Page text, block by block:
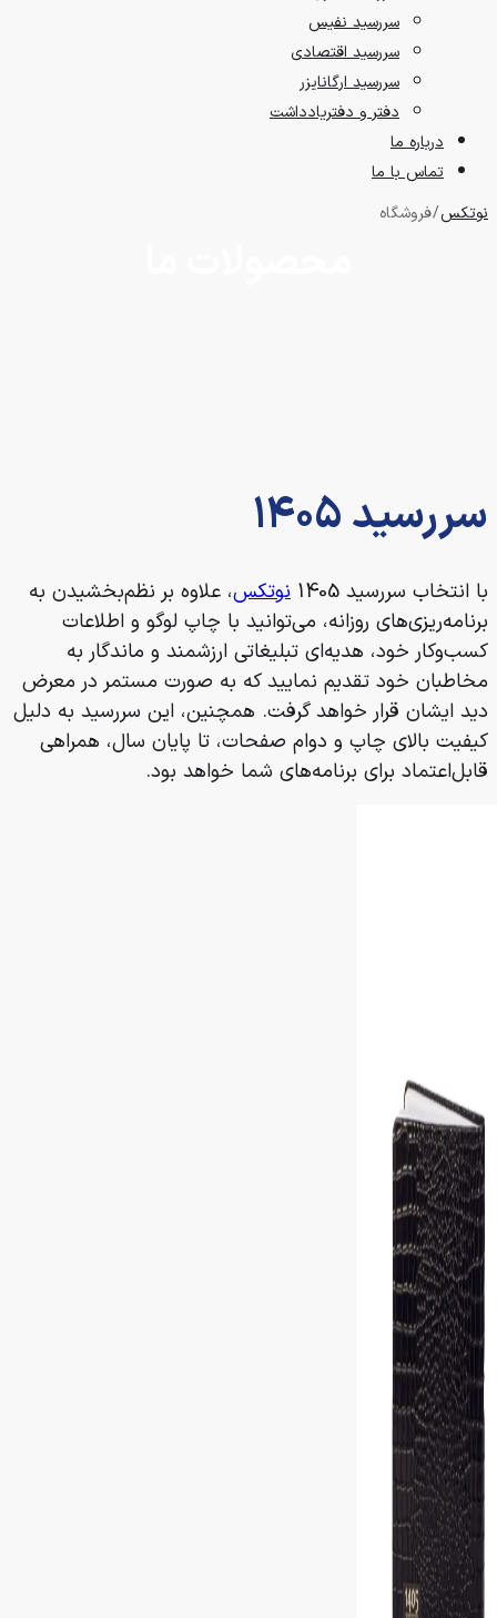
سررسید نفیس
سررسید اقتصادی
سررسید ارگانایزر
دفتر و دفتریادداشت
درباره ما
تماس با ما
نوتکس/ فروشگاه
سررسید1405
با انتخاب سررسید 1405 نوتکس، علاوه بر نظم‌بخشیدن به
برنامه‌ریزی‌های روزانه، می‌توانید با چاپ لوگو و اطلاعات
کسب‌وکار خود، هدیه‌ای تبلیغاتی ارزشمند و ماندگار به
مخاطبان خود تقدیم نمایید که به صورت مستمر در معرض
دید ایشان قرار خواهد گرفت. همچنین، این سررسید به دلیل
کیفیت بالای چاپ و دوام صفحات، تا پایان سال، همراهی
قابل‌اعتماد برای برنامه‌های شما خواهد بود.